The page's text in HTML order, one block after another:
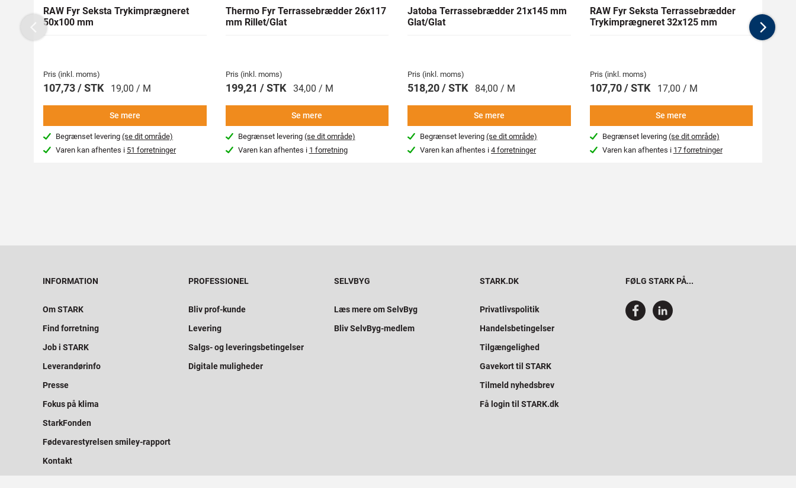
RAW Fyr Seksta Trykimprægneret
50x100 mm
Pris (inkl. moms)
107,73 / STK 19,00 / M
Se mere
Begrænset levering(se dit område)
Varen kan afhentes i 51 forretninger
Thermo Fyr Terrassebrædder 26x117
mm Rillet/Glat
Pris (inkl. moms)
199,21 / STK 34,00 / M
Se mere
Begrænset levering (se dit område)
Varen kan afhentes i 1 forretning
Jatoba Terrassebrædder 21x145 mm
Glat/Glat
Pris (inkl. moms)
518,20 / STK 84,00 / M
Se mere
Begrænset levering(se dit område)
Varen kan afhentes i4 forretninger
RAW Fyr Seksta Terrassebrædder
Trykimprægneret 32x125 mm
Pris (inkl. moms)
107,70 / STK 17,00 / M
Se mere
Begrænset levering (se dit område)
Varen kan afhentes i 17 forretninger
mm
Previous
INFORMATION
Om STARK
Find forretning
Job i STARK
Leverandørinfo
Presse
Fokus på klima
StarkFonden
Fødevarestyrelsen smiley-rapport
Kontakt
PROFESSIONEL
Bliv prof-kunde
Levering
Salgs- og leveringsbetingelser
Digitale muligheder
SELVBYG
Læs mere om SelvByg
Bliv SelvByg-medlem
STARK.DK
Privatlivspolitik
Handelsbetingelser
Tilgængelighed
Gavekort til STARK
Tilmeld nyhedsbrev
Få login til STARK.dk
FØLG STARK PÅ...